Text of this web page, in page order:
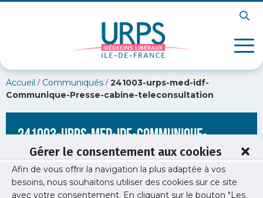
Gérer le consentement aux cookies
Afin de vous offrir la navigation la plus adaptée à vos
besoins, nous souhaitons utiliser des cookies sur ce site
avec votre consentement. En cliquant sur le bouton "Les
Accueil / Communiqués / 241003-urps-med-idf-
Communique-Presse-cabine-teleconsultation
241003-urps-med-idf-Communique-
Presse-cabine-teleconsultation